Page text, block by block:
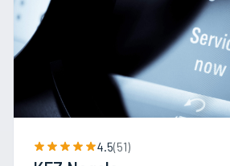
4.5(51)